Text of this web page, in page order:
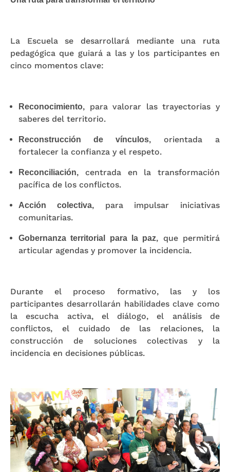
La Escuela se desarrollará mediante una ruta
pedagógica que guiará a las y los participantes en
cinco momentos clave:
Reconocimiento, para valorar las trayectorias y
saberes del territorio.
Reconstrucción de vínculos, orientada a
fortalecer la confianza y el respeto.
Reconciliación, centrada en la transformación
pacífica de los conflictos.
Acción colectiva, para impulsar iniciativas
comunitarias.
Gobernanza territorial para la paz, que permitirá
articular agendas y promover la incidencia.
Durante el proceso formativo, las y los
participantes desarrollarán habilidades clave como
la escucha activa, el diálogo, el análisis de
conflictos, el cuidado de las relaciones, la
construcción de soluciones colectivas y la
incidencia en decisiones públicas.